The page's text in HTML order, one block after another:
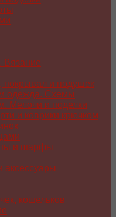
Вязание
покрывал и подушек
одежда. Схемы
Мелочи и поделки
и коврики крючком
и шарфы
аксессуары
кошельков